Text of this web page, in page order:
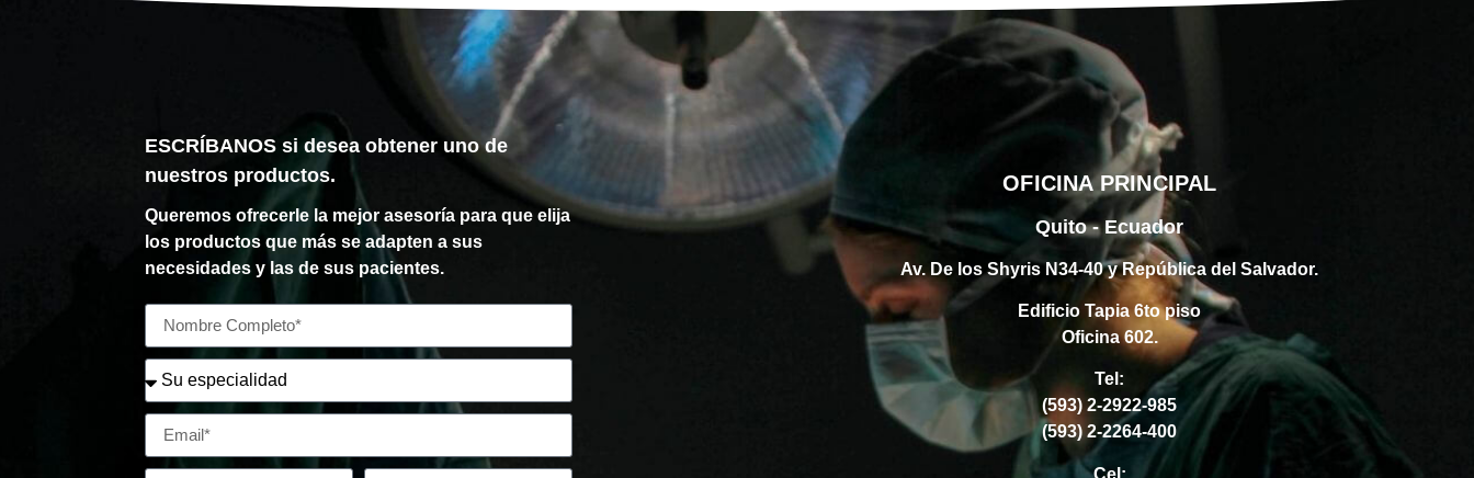
ESCRÍBANOS si desea obtener uno de
nuestros productos.
Queremos ofrecerle la mejor asesoría para que elija
los productos que más se adapten a sus
necesidades y las de sus pacientes.
OFICINA PRINCIPAL
Quito - Ecuador
Av. De los Shyris N34-40 y República del Salvador.
Edificio Tapia 6to piso
Oficina 602.
Tel:
(593) 2-2922-985
(593) 2-2264-400
Cel: